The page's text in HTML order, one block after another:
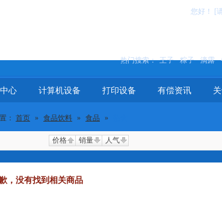
您好 ！ [
热门搜索： 王子 粽子 滴露
心 计算机设备 打印设备 有偿资讯
： 首页 » 食品饮料 » 食品 »
价格 销量 人气
，没有找到相关商品